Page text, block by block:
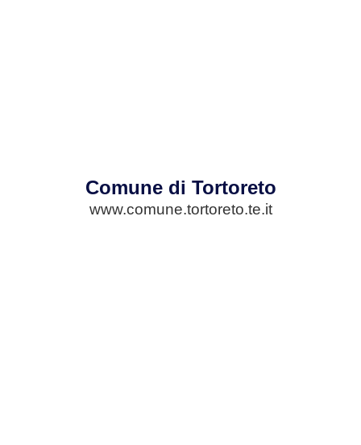
Comune di Tortoreto
www.comune.tortoreto.te.it